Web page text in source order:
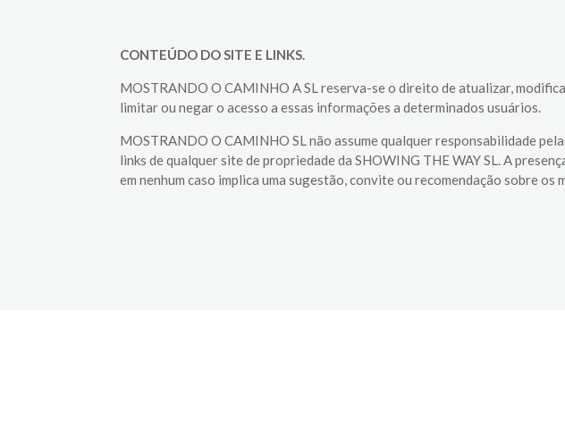
CONTEÚDO DO SITE E LINKS.
MOSTRANDO O CAMINHO A SL reserva-se o direito de atualizar,
limitar ou negar o acesso a essas informações a determinados usuários.
MOSTRANDO O CAMINHO SL não assume qualquer responsabilidade
links de qualquer site de propriedade da SHOWING THE WAY SL. A
em nenhum caso implica uma sugestão, convite ou recomendação sobre os